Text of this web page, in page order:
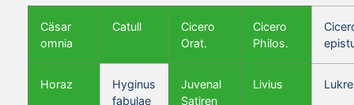
Cäsar
omnia
Catull
Cicero
Orat.
Cicero
Philos.
Horaz
Hyginus
fabulae
Juvenal
Satiren
Livius